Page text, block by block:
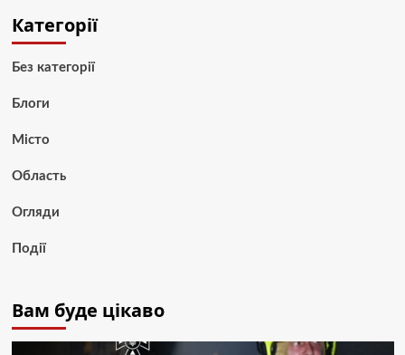
Категорії
Без категорії
Блоги
Місто
Область
Огляди
Події
Вам буде цікаво